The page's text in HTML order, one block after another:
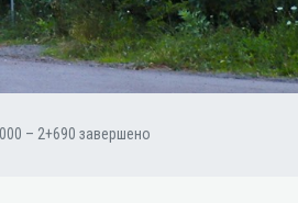
– 2+690 завершено